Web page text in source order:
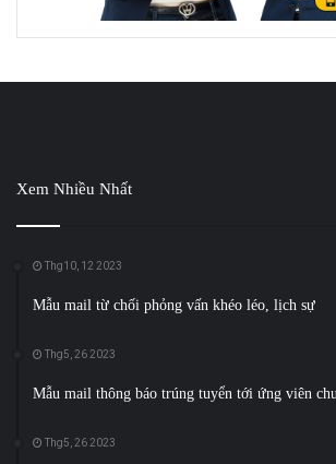
Xem Nhiều Nhất
Thg10, 12 2023
Mẫu mail từ chối phỏng vấn khéo léo, lịch sự
Thg5, 26 2023
Mẫu mail thông báo trúng tuyển tới ứng viên
Thg5, 26 2023